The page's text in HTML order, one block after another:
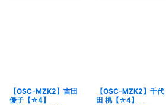
【OSC-MZK2】吉田
優子【☆4】
【OSC-MZK2】千代
田 桃【☆4】